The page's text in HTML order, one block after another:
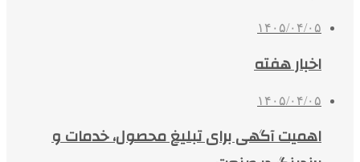
۱۴۰۵/۰۴/۰۵
اخبار هفته
۱۴۰۵/۰۴/۰۵
اهمیت آگهی برای تبلیغ محصول، خدمات و